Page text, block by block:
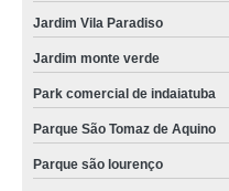
Jardim Vila Paradiso
Jardim monte verde
Park comercial de indaiatuba
Parque São Tomaz de Aquino
Parque são lourenço